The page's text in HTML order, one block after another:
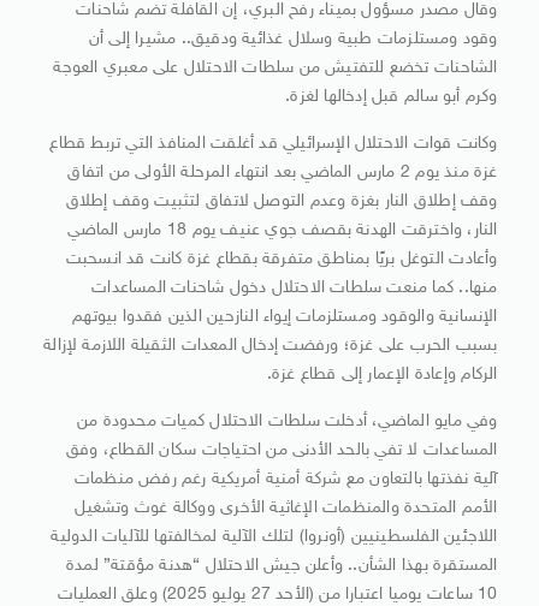
وقال مصدر مسؤول بميناء رفح البري، إن القافلة تضم شاحنات
وقود ومستلزمات طبية وسلال غذائية ودقيق.. مشيرا إلى أن
الشاحنات تخضع للتفتيش من سلطات الاحتلال على معبري العوجة
وكرم أبو سالم قبل إدخالها لغزة.
وكانت قوات الاحتلال الإسرائيلي قد أغلقت المنافذ التي تربط قطاع
غزة منذ يوم 2 مارس الماضي بعد انتهاء المرحلة الأولى من اتفاق
وقف إطلاق النار بغزة وعدم التوصل لاتفاق لتثبيت وقف إطلاق
النار، واخترقت الهدنة بقصف جوي عنيف يوم 18 مارس الماضي
وأعادت التوغل بريًا بمناطق متفرقة بقطاع غزة كانت قد انسحبت
منها.. كما منعت سلطات الاحتلال دخول شاحنات المساعدات
الإنسانية والوقود ومستلزمات إيواء النازحين الذين فقدوا بيوتهم
بسبب الحرب على غزة؛ ورفضت إدخال المعدات الثقيلة اللازمة لإزالة
الركام وإعادة الإعمار إلى قطاع غزة.
وفي مايو الماضي، أدخلت سلطات الاحتلال كميات محدودة من
المساعدات لا تفي بالحد الأدنى من احتياجات سكان القطاع، وفق
آلية نفذتها بالتعاون مع شركة أمنية أمريكية رغم رفض منظمات
الأمم المتحدة والمنظمات الإغاثية الأخرى ووكالة غوث وتشغيل
اللاجئين الفلسطينيين (أونروا) لتلك الآلية لمخالفتها للآليات الدولية
المستقرة بهذا الشأن.. وأعلن جيش الاحتلال “هدنة مؤقتة” لمدة
10 ساعات يوميا اعتبارا من (الأحد 27 يوليو 2025) وعلق العمليات